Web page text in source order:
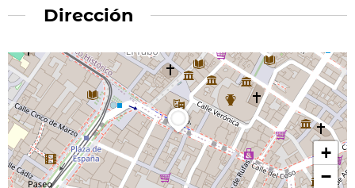
Dirección
+
−